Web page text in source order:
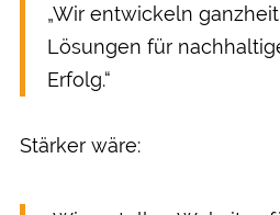
„Wir entwickeln
Lösungen für
Erfolg.“
Stärker wäre: